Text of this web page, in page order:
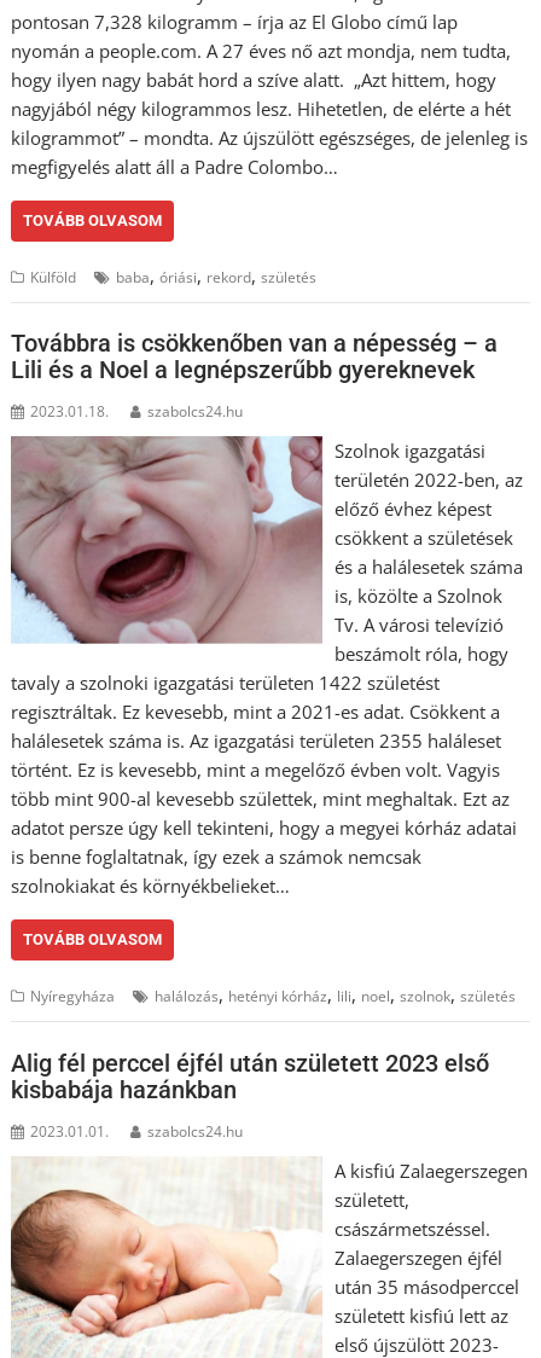
pontosan 7,328 kilogramm – írja az El Globo című lap
nyomán a people.com. A 27 éves nő azt mondja, nem tudta,
hogy ilyen nagy babát hord a szíve alatt. „Azt hittem, hogy
nagyjából négy kilogrammos lesz. Hihetetlen, de elérte a hét
kilogrammot” – mondta. Az újszülött egészséges, de jelenleg is
megfigyelés alatt áll a Padre Colombo…
TOVÁBB OLVASOM
Külföld baba,óriási, rekord,születés
Továbbra is csökkenőben van a népesség – a
Lili és a Noel a legnépszerűbb gyereknevek
2023.01.18. szabolcs24.hu
Szolnok igazgatási
területén 2022-ben, az
előző évhez képest
csökkent a születések
és a halálesetek száma
is, közölte a Szolnok
Tv. A városi televízió
beszámolt róla, hogy
tavaly a szolnoki igazgatási területen 1422 születést
regisztráltak. Ez kevesebb, mint a 2021-es adat. Csökkent a
halálesetek száma is. Az igazgatási területen 2355 haláleset
történt. Ez is kevesebb, mint a megelőző évben volt. Vagyis
több mint 900-al kevesebb születtek, mint meghaltak. Ezt az
adatot persze úgy kell tekinteni, hogy a megyei kórház adatai
is benne foglaltatnak, így ezek a számok nemcsak
szolnokiakat és környékbelieket…
TOVÁBB OLVASOM
Nyíregyháza halálozás, hetényi kórház, lili, noel,szolnok,születés
Alig fél perccel éjfél után született 2023 első
kisbabája hazánkban
2023.01.01. szabolcs24.hu
A kisfiú Zalaegerszegen
született,
császármetszéssel.
Zalaegerszegen éjfél
után 35 másodperccel
született kisfiú lett az
első újszülött 2023-